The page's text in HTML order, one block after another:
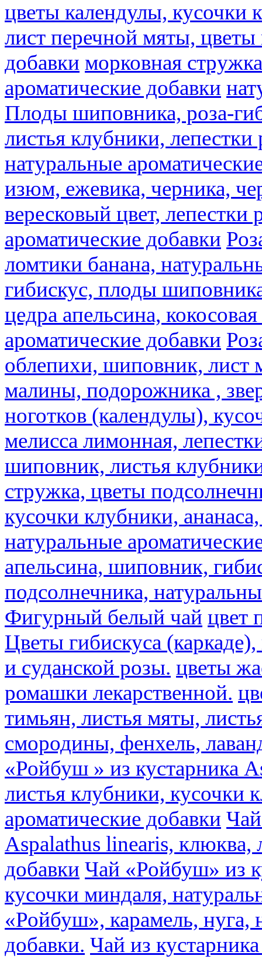
цветы календулы, кусочки
лист перечной мяты,
добавки морковная стружка
ароматические добавки
Плоды шиповника, роза-
листья клубники,
натуральные
изюм, ежевика, черника,
вересковый цвет, лепестки
ароматические добавки
ломтики банана,
гибискус, плоды
цедра апельсина,
ароматические добавки
облепихи, шиповник, лист
малины, подорожника ,
ноготков (календулы),
мелисса лимонная,
шиповник, листья
стружка, цветы
кусочки клубники,
натуральные
апельсина, шиповник,
подсолнечника,
Фигурный белый чай цвет
Цветы гибискуса
и суданской розы. цветы
ромашки лекарственной.
тимьян, листья мяты,
смородины, фенхель,
«Ройбуш » из кустарника
листья клубники, кусочки
ароматические добавки
Aspalathus linearis, клюква,
добавки Чай «Ройбуш» из
кусочки миндаля,
«Ройбуш», карамель, нуга,
добавки. Чай из